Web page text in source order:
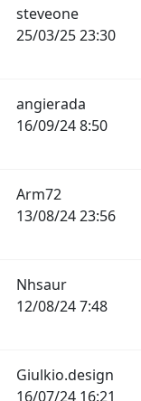
steveone
25/03/25 23:30
angierada
16/09/24 8:50
Arm72
13/08/24 23:56
Nhsaur
12/08/24 7:48
Giulkio.design
16/07/24 16:21